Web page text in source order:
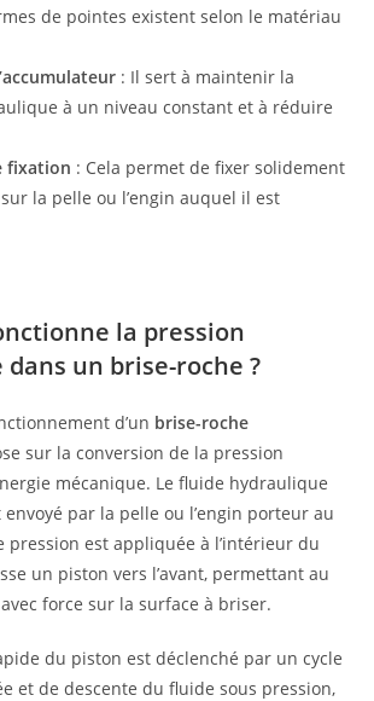
de pointes existent selon le matériau
: Il sert à maintenir la
à un niveau constant et à réduire
fixation : Cela permet de fixer solidement
la pelle ou l’engin auquel il est
la pression
un brise-roche ?
d’un brise-roche
sur la conversion de la pression
mécanique. Le fluide hydraulique
par la pelle ou l’engin porteur au
pression est appliquée à l’intérieur du
un piston vers l’avant, permettant au
force sur la surface à briser.
du piston est déclenché par un cycle
et de descente du fluide sous pression,